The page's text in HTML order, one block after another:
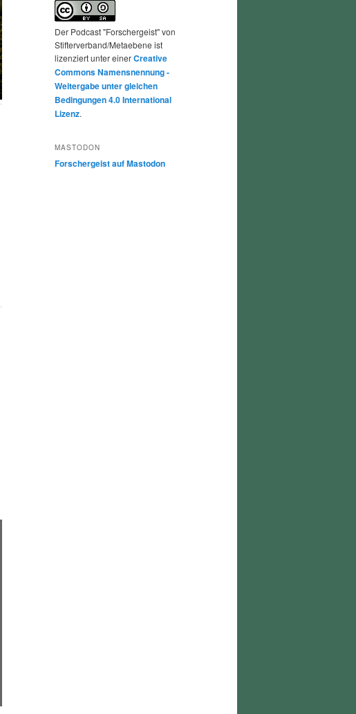
Der Podcast "Forschergeist" von
Stifterverband/Metaebene ist
lizenziert unter einerCreative
Commons Namensnennung -
Weitergabe unter gleichen
Bedingungen 4.0 International
Lizenz.
MASTODON
Forschergeist auf Mastodon